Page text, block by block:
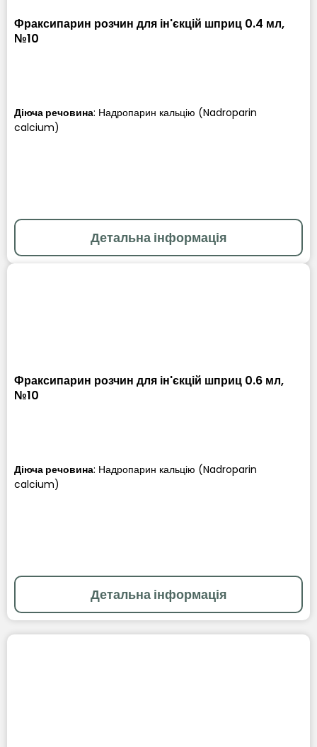
Фраксипарин розчин для ін'єкцій шприц 0.4 мл,
№10
Діюча речовина: Надропарин кальцію (Nadroparin
calcium)
Детальна інформація
Фраксипарин розчин для ін'єкцій шприц 0.6 мл,
№10
Діюча речовина: Надропарин кальцію (Nadroparin
calcium)
Детальна інформація